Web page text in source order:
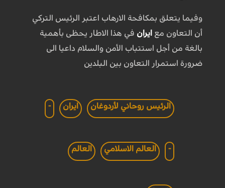
وفيما يتعلق بمكافحة الارهاب اعتبر الرئيس التركي
أن التعاون مع ايران في هذا الاطار يحظى بأهمية
بالغة من أجل استتباب الأمن والسلام داعيا الى
ضرورة استمرار التعاون بين البلدين
الرئيس روحاني لأردوغان ايران -
- العالم الاسلامي العالم